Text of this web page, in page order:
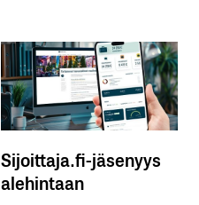
Sijoittaja.fi-jäsenyys
alehintaan